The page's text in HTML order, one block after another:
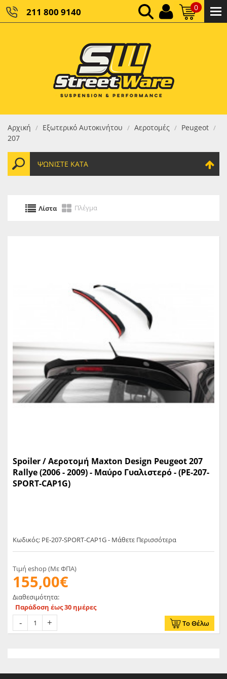
211 800 9140 0
ΚΑΘΑΡΌ ΣΎΝΟΛΟ:
ΤΕΛΙΚΌ ΣΎΝΟΛΟ:0,00 €
Αρχική / Εξωτερικό Αυτοκινήτου / Αεροτομές / Peugeot /
207
ΨΩΝΊΣΤΕ ΚΑΤΆ
Λίστα Πλέγμα
Spoiler / Αεροτομή Maxton Design Peugeot 207
Rallye (2006 - 2009) - Μαύρο Γυαλιστερό - (PE-207-
SPORT-CAP1G)
Κωδικός: PE-207-SPORT-CAP1G - Μάθετε Περισσότερα
Τιμή eshop (Με ΦΠΑ)
155,00€
Διαθεσιμότητα:
Παράδοση έως 30 ημέρες
Το Θέλω